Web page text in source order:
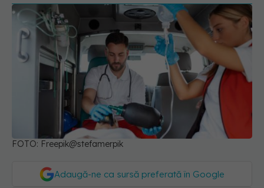
FOTO: Freepik@stefamerpik
Adaugă-ne ca sursă preferată în Google